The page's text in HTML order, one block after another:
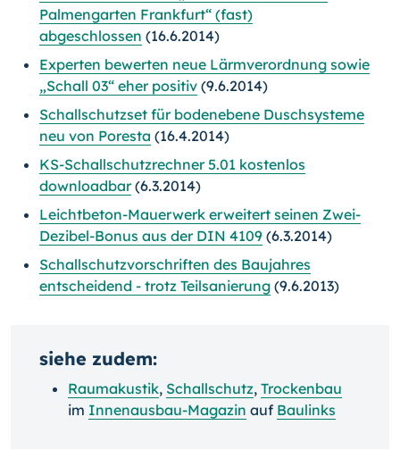
Palmengarten Frankfurt“ (fast)
abgeschlossen (16.6.2014)
Experten bewerten neue Lärmverordnung sowie
„Schall 03“ eher positiv (9.6.2014)
Schallschutzset für bodenebene Duschsysteme
neu von Poresta (16.4.2014)
KS-Schallschutzrechner 5.01 kostenlos
downloadbar(6.3.2014)
Leichtbeton-Mauerwerk erweitert seinen Zwei-
Dezibel-Bonus aus der DIN 4109 (6.3.2014)
Schallschutzvorschriften des Baujahres
entscheidend - trotz Teilsanierung (9.6.2013)
siehe zudem:
Raumakustik, Schallschutz, Trockenbau
im Innenausbau-Magazin auf Baulinks